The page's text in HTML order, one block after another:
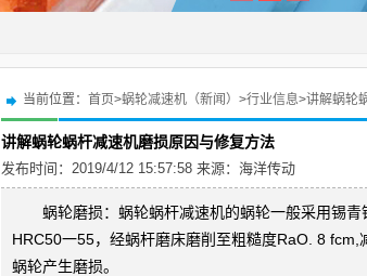
当前位置： 首页>蜗轮减速机（新闻） >行业信息>讲解蜗轮
讲解蜗轮蜗杆减速机磨损原因与修复方法
发布时间：2019/4/12 15:57:58 来源： 海洋传动
蜗轮磨损： 蜗轮蜗杆减速机的蜗轮一般采用锡
HRC50一55，经蜗杆磨床磨削至粗糙度RaO. 8
蜗轮产生磨损。